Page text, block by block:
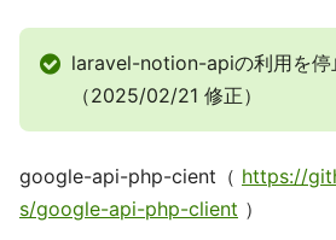
laravel-notion-apiの利用を停
（2025/02/21 修正）
google-api-php-cient（ https://
s/google-api-php-client ）